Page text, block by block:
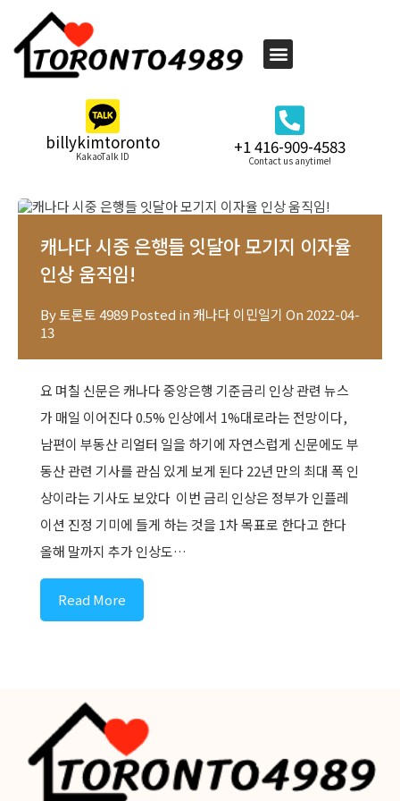
billykimtoronto
KakaoTalk ID +1 416-909-4583
Contact us anytime!
캐나다 시중 은행들 잇달아 모기지 이자율
인상 움직임!
By토론토 4989Posted in캐나다 이민일기 On2022-04-
13
요 며칠 신문은 캐나다 중앙은행 기준금리 인상 관련 뉴스
가 매일 이어진다 0.5% 인상에서 1%대로라는 전망이다,
남편이 부동산 리얼터 일을 하기에 자연스럽게 신문에도 부
동산 관련 기사를 관심 있게 보게 된다 22년 만의 최대 폭 인
상이라는 기사도 보았다 ​ 이번 금리 인상은 정부가 인플레
이션 진정 기미에 들게 하는 것을 1차 목표로 한다고 한다
올해 말까지 추가 인상도…
Read More